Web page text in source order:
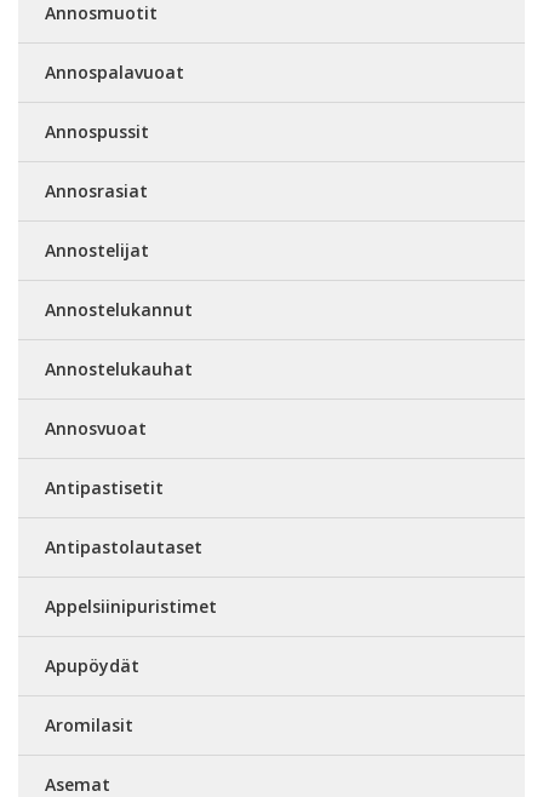
Annosmuotit
Annospalavuoat
Annospussit
Annosrasiat
Annostelijat
Annostelukannut
Annostelukauhat
Annosvuoat
Antipastisetit
Antipastolautaset
Appelsiinipuristimet
Apupöydät
Aromilasit
Asemat